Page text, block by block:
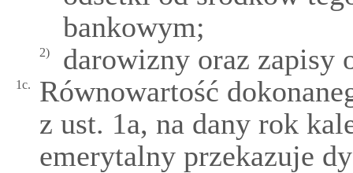
bankowym;
2) darowizny oraz zapisy
1c.
Równowartość
z ust. 1a, na dany rok
emerytalny przekazuje